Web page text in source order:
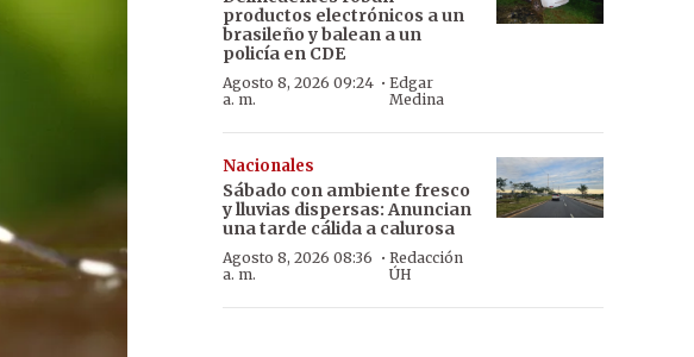
productos electrónicos a un
brasileño y balean a un
policía en CDE
Agosto 8, 2026 09:24
a. m.
· Edgar
Medina
Nacionales
Sábado con ambiente fresco
y lluvias dispersas: Anuncian
una tarde cálida a calurosa
Agosto 8, 2026 08:36
a. m.
·Redacción
ÚH